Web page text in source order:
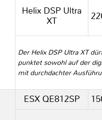
Helix DSP Ultra
XT
Der Helix DSP Ultra XT
punktet sowohl auf der
mit durchdachter
ESX QE812SP